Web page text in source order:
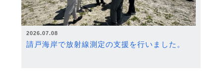
2026.07.08
請戸海岸で放射線測定の支援を行いました。